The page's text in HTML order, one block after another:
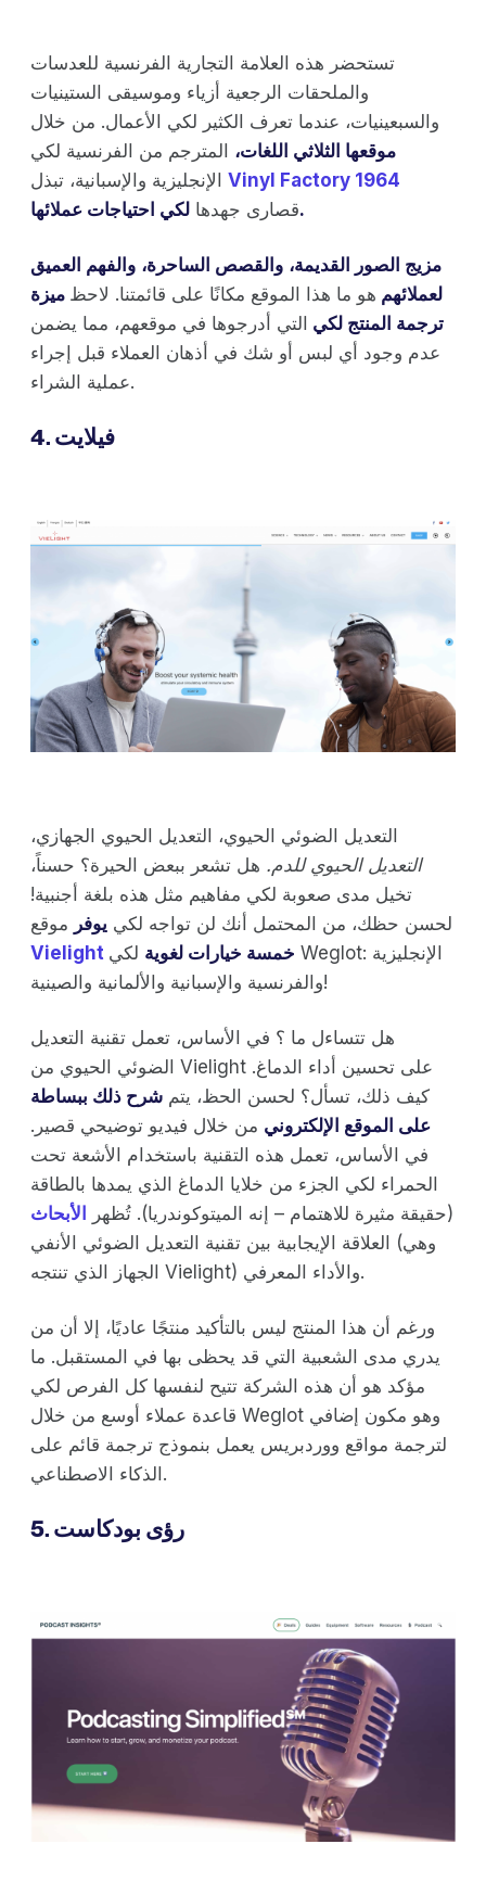
تستحضر هذه العلامة التجارية الفرنسية للعدسات
والملحقات الرجعية أزياء وموسيقى الستينيات
والسبعينيات، عندما تعرف الكثير لكي الأعمال. من خلال
موقعها الثلاثي اللغات، المترجم من الفرنسية لكي
Vinyl Factory 1964
قصارى جهدهالكي احتياجات عملائها.
مزيج الصور القديمة، والقصص الساحرة، والفهم العميق
لعملائهم هو ما هذا الموقع مكانًا على قائمتنا. لاحظ ميزة
ترجمة المنتج لكي التي أدرجوها في موقعهم، مما يضمن
عدم وجود أي لبس أو شك في أذهان العملاء قبل إجراء
عملية الشراء.
4. فيلايت
التعديل الضوئي الحيوي، التعديل الحيوي الجهازي،
التعديل الحيوي للدم. هل تشعر ببعض الحيرة؟ حسناً،
تخيل مدى صعوبة لكي مفاهيم مثل هذه بلغة أجنبية!
لحسن حظك، من المحتمل أنك لن تواجه لكي يوفر موقع
Vielight
خمسة خيارات لغوية لكي Weglot: الإنجليزية
والفرنسية والإسبانية والألمانية والصينية!
هل تتساءل ما ؟ في الأساس، تعمل تقنية التعديل
الضوئي الحيوي من Vielight على تحسين أداء الدماغ.
كيف ذلك، تسأل؟ لحسن الحظ، يتم شرح ذلك ببساطة
على الموقع الإلكتروني من خلال فيديو توضيحي قصير.
في الأساس، تعمل هذه التقنية باستخدام الأشعة تحت
الحمراء لكي الجزء من خلايا الدماغ الذي يمدها بالطاقة
(حقيقة مثيرة للاهتمام – إنه الميتوكوندريا). تُظهر
الأبحاث
العلاقة الإيجابية بين تقنية التعديل الضوئي الأنفي (وهي
الجهاز الذي تنتجه Vielight) والأداء المعرفي.
ورغم أن هذا المنتج ليس بالتأكيد منتجًا عاديًا، إلا أن من
يدري مدى الشعبية التي قد يحظى بها في المستقبل. ما
مؤكد هو أن هذه الشركة تتيح لنفسها كل الفرص لكي
قاعدة عملاء أوسع من خلال Weglot وهو مكون إضافي
لترجمة مواقع ووردبريس يعمل بنموذج ترجمة قائم على
الذكاء الاصطناعي.
5. رؤى بودكاست